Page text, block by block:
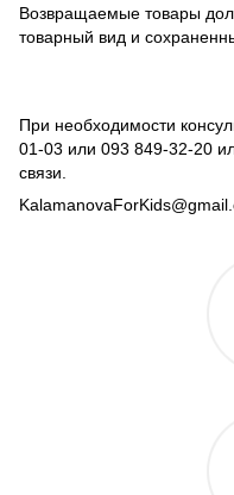
Возвращаемые товары
товарный вид и
При необходимости
01-03 или 093 849-32-20
связи.